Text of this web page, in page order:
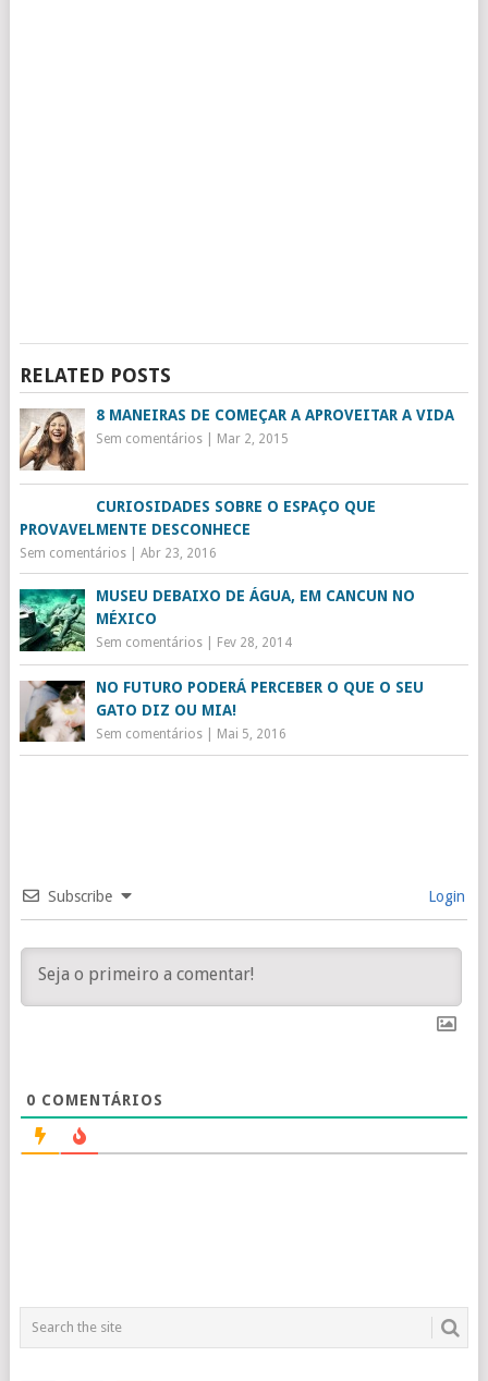
RELATED POSTS
8 MANEIRAS DE COMEÇAR A APROVEITAR A VIDA
Sem comentários| Mar 2, 2015
CURIOSIDADES SOBRE O ESPAÇO QUE
PROVAVELMENTE DESCONHECE
Sem comentários| Abr 23, 2016
MUSEU DEBAIXO DE ÁGUA, EM CANCUN NO
MÉXICO
Sem comentários| Fev 28, 2014
NO FUTURO PODERÁ PERCEBER O QUE O SEU
GATO DIZ OU MIA!
Sem comentários| Mai 5, 2016
Subscribe Login
0 COMENTÁRIOS